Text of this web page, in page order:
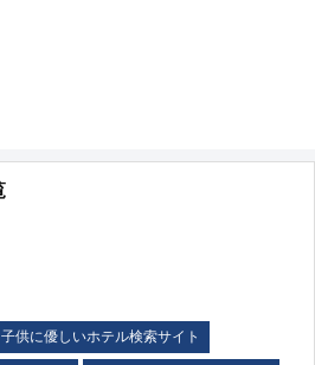
子供に優しいホテル検索サイト